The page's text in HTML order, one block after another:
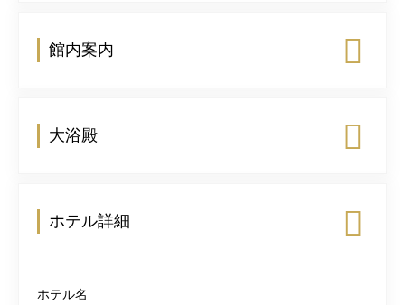
館内案内
大浴殿
ホテル詳細
ホテル名